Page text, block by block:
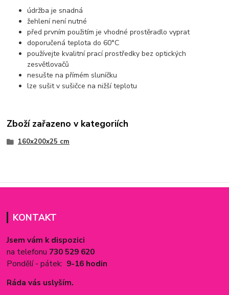
údržba je snadná
žehlení není nutné
před prvním použitím je vhodné prostěradlo vyprat
doporučená teplota do 60°C
používejte kvalitní prací prostředky bez optických
zesvětlovačů
nesušte na přímém sluníčku
lze sušit v sušičce na nižší teplotu
Zboží zařazeno v kategoriích
160x200x25 cm
KONTAKT
Jsem vám k dispozici
na telefonu 730 529 620
Pondělí - pátek: 9-16 hodin
Ráda vás uslyším.